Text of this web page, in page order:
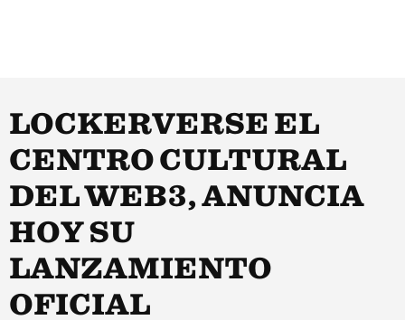
LOCKERVERSE EL
CENTRO CULTURAL
DEL WEB3, ANUNCIA
HOY SU
LANZAMIENTO
OFICIAL